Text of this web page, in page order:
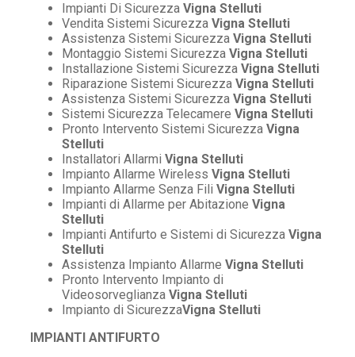
Impianti Di Sicurezza Vigna Stelluti
Vendita Sistemi Sicurezza Vigna Stelluti
Assistenza Sistemi Sicurezza Vigna Stelluti
Montaggio Sistemi Sicurezza Vigna Stelluti
Installazione Sistemi Sicurezza Vigna Stelluti
Riparazione Sistemi Sicurezza Vigna Stelluti
Assistenza Sistemi Sicurezza Vigna Stelluti
Sistemi Sicurezza Telecamere Vigna Stelluti
Pronto Intervento Sistemi Sicurezza Vigna
Stelluti
Installatori Allarmi Vigna Stelluti
Impianto Allarme Wireless Vigna Stelluti
Impianto Allarme Senza Fili Vigna Stelluti
Impianti di Allarme per Abitazione Vigna
Stelluti
Impianti Antifurto e Sistemi di Sicurezza Vigna
Stelluti
Assistenza Impianto Allarme Vigna Stelluti
Pronto Intervento Impianto di
Videosorveglianza Vigna Stelluti
Impianto di SicurezzaVigna Stelluti
IMPIANTI ANTIFURTO